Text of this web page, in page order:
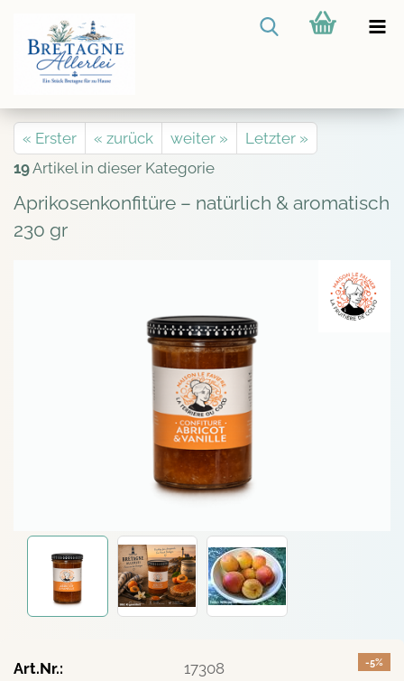
« Erster « zurück weiter »
Letzter »
19Artikel in dieser Kategorie
Aprikosenkonfitüre – natürlich & aromatisch
230 gr
-5%
Art.Nr.:
17308